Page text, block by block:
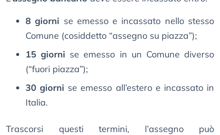
8 giorni se emesso e incassato nello stesso
Comune (cosiddetto “assegno su piazza”);
15 giorni se emesso in un Comune diverso
(“fuori piazza”);
30 giorni se emesso all’estero e incassato in
Italia.
Trascorsi questi termini, l’assegno può